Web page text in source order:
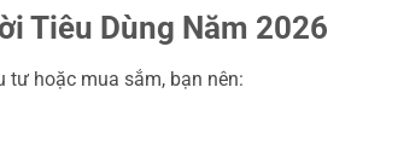
Tiêu Dùng Năm 2026
tư hoặc mua sắm, bạn nên: